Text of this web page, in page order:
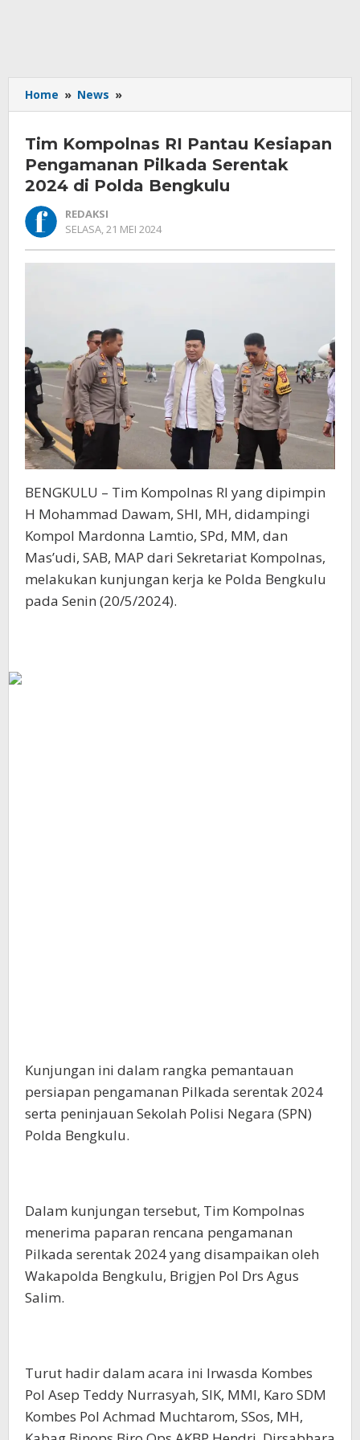
Home » News »
Kompolnas
Pantau
Kesiapan
Pengamanan
Pilkada
2024
di
Polda
Tim Kompolnas RI Pantau Kesiapan
Pengamanan Pilkada Serentak
2024 di Polda Bengkulu
REDAKSI
SELASA, 21 MEI 2024
BENGKULU – Tim Kompolnas RI yang dipimpin
H Mohammad Dawam, SHI, MH, didampingi
Kompol Mardonna Lamtio, SPd, MM, dan
Mas’udi, SAB, MAP dari Sekretariat Kompolnas,
melakukan kunjungan kerja ke Polda Bengkulu
pada Senin (20/5/2024).
Kunjungan ini dalam rangka pemantauan
persiapan pengamanan Pilkada serentak 2024
serta peninjauan Sekolah Polisi Negara (SPN)
Polda Bengkulu.
Dalam kunjungan tersebut, Tim Kompolnas
menerima paparan rencana pengamanan
Pilkada serentak 2024 yang disampaikan oleh
Wakapolda Bengkulu, Brigjen Pol Drs Agus
Salim.
Turut hadir dalam acara ini Irwasda Kombes
Pol Asep Teddy Nurrasyah, SIK, MMI, Karo SDM
Kombes Pol Achmad Muchtarom, SSos, MH,